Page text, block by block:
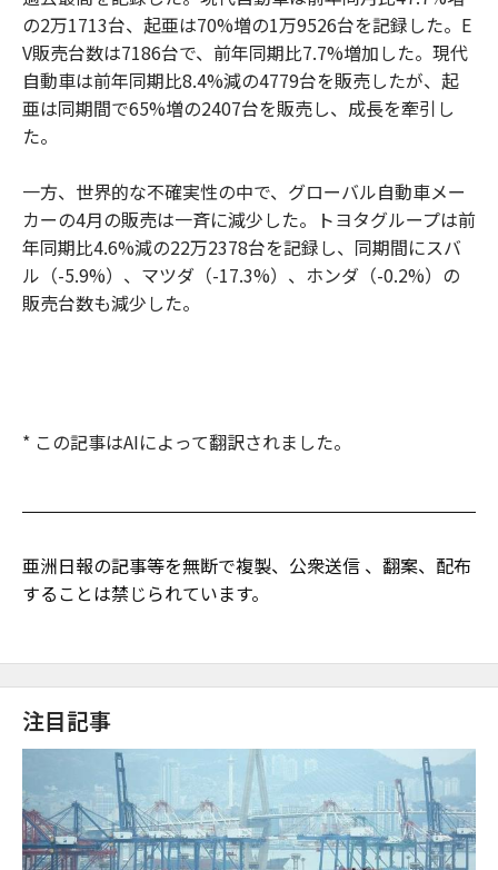
の2万1713台、起亜は70%増の1万9526台を記録した。E
V販売台数は7186台で、前年同期比7.7%増加した。現代
自動車は前年同期比8.4%減の4779台を販売したが、起
亜は同期間で65%増の2407台を販売し、成長を牽引し
た。
一方、世界的な不確実性の中で、グローバル自動車メー
カーの4月の販売は一斉に減少した。トヨタグループは前
年同期比4.6%減の22万2378台を記録し、同期間にスバ
ル（-5.9%）、マツダ（-17.3%）、ホンダ（-0.2%）の
販売台数も減少した。
* この記事はAIによって翻訳されました。
亜洲日報の記事等を無断で複製、公衆送信 、翻案、配布
することは禁じられています。
注目記事